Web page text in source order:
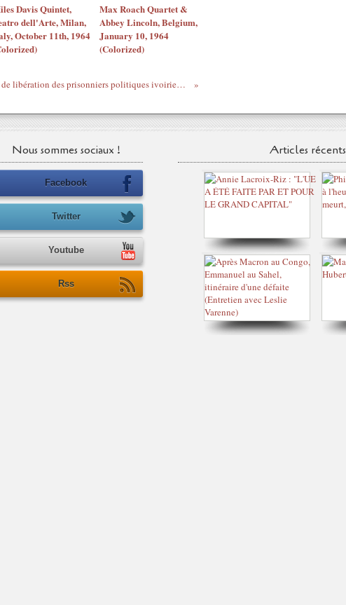
Davis Quintet,
dell'Arte, Milan,
October 11th, 1964
Max Roach Quartet &
Abbey Lincoln, Belgium,
January 10, 1964
(Colorized)
Comité de libération des prisonniers politiques ivoiriens à propos du décès de Basile Mahan Gahé
Nous sommes sociaux !
Facebook
Twitter
Youtube
Rss
Articles récents